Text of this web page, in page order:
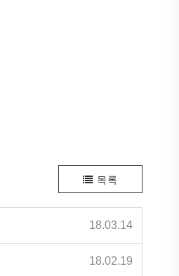
목록
18.03.14
18.02.19